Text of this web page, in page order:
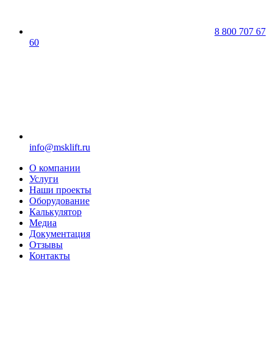
8 800 707 67
60
info@msklift.ru
О компании
Услуги
Наши проекты
Оборудование
Калькулятор
Медиа
Документация
Отзывы
Контакты